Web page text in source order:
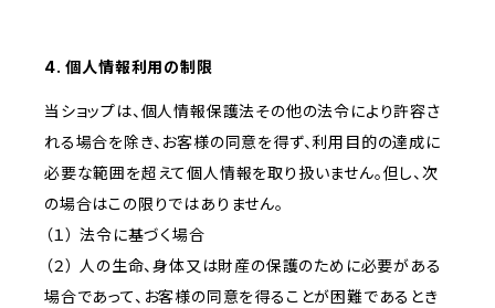
4. 個人情報利用の制限
当ショップは、個人情報保護法その他の法令により許容さ
れる場合を除き、お客様の同意を得ず、利用目的の達成に
必要な範囲を超えて個人情報を取り扱いません。但し、次
の場合はこの限りではありません。
（１） 法令に基づく場合
（２） 人の生命、身体又は財産の保護のために必要がある
場合であって、お客様の同意を得ることが困難であるとき